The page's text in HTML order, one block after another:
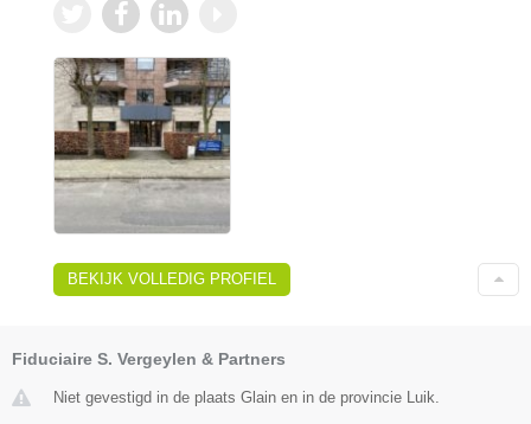
BEKIJK VOLLEDIG PROFIEL
Fiduciaire S. Vergeylen & Partners
Niet gevestigd in de plaats Glain en in de provincie Luik.